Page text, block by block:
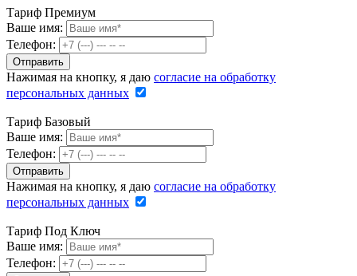
Тариф Премиум
Ваше имя:
Телефон:
Нажимая на кнопку, я даю согласие на обработку
персональных данных
Тариф Базовый
Ваше имя:
Телефон:
Нажимая на кнопку, я даю согласие на обработку
персональных данных
Тариф Под Ключ
Ваше имя:
Телефон: